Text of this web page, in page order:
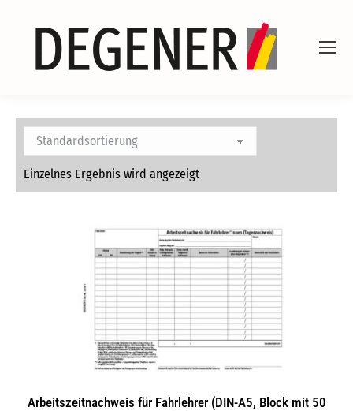
Einzelnes Ergebnis wird angezeigt
Arbeitszeitnachweis für Fahrlehrer (DIN-A5, Block mit 50